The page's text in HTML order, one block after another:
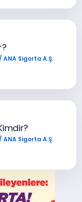
ANA Sigorta A.Ş.
ANA Sigorta A.Ş.